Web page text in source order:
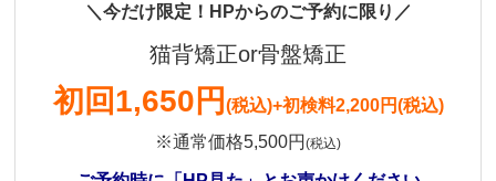
＼今だけ限定！HPからのご予約に限り／
猫背矯正or骨盤矯正
初回1,650円 (税込)+初検料2,200円(税込)
※通常価格5,500円 (税込)